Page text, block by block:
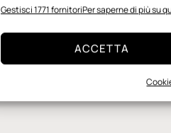
Gestisci 1771 fornitoriPer saperne di più su
ACCETTA